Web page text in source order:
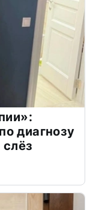
диагнозу